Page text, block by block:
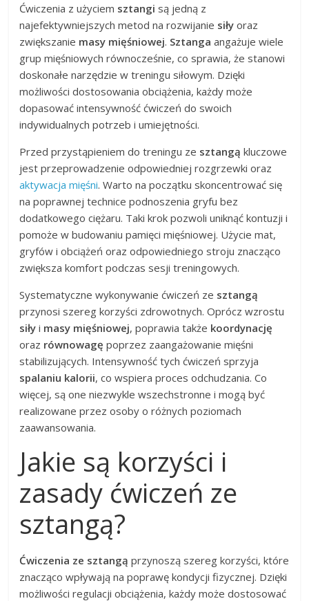
Ćwiczenia z użyciem sztangi są jedną z
najefektywniejszych metod na rozwijanie siły oraz
zwiększanie masy mięśniowej. Sztanga angażuje wiele
grup mięśniowych równocześnie, co sprawia, że stanowi
doskonałe narzędzie w treningu siłowym. Dzięki
możliwości dostosowania obciążenia, każdy może
dopasować intensywność ćwiczeń do swoich
indywidualnych potrzeb i umiejętności.
Przed przystąpieniem do treningu ze sztangą kluczowe
jest przeprowadzenie odpowiedniej rozgrzewki oraz
aktywacja mięśni. Warto na początku skoncentrować się
na poprawnej technice podnoszenia gryfu bez
dodatkowego ciężaru. Taki krok pozwoli uniknąć kontuzji i
pomoże w budowaniu pamięci mięśniowej. Użycie mat,
gryfów i obciążeń oraz odpowiedniego stroju znacząco
zwiększa komfort podczas sesji treningowych.
Systematyczne wykonywanie ćwiczeń ze sztangą
przynosi szereg korzyści zdrowotnych. Oprócz wzrostu
siły i masy mięśniowej, poprawia także koordynację
oraz równowagę poprzez zaangażowanie mięśni
stabilizujących. Intensywność tych ćwiczeń sprzyja
spalaniu kalorii, co wspiera proces odchudzania. Co
więcej, są one niezwykle wszechstronne i mogą być
realizowane przez osoby o różnych poziomach
zaawansowania.
Jakie są korzyści i
zasady ćwiczeń ze
sztangą?
Ćwiczenia ze sztangą przynoszą szereg korzyści, które
znacząco wpływają na poprawę kondycji fizycznej. Dzięki
możliwości regulacji obciążenia, każdy może dostosować